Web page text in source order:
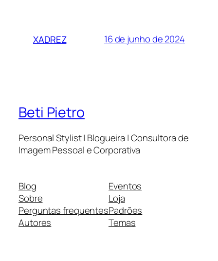
XADREZ 16 de junho de 2024
Beti Pietro
Personal Stylist | Blogueira | Consultora de
Imagem Pessoal e Corporativa
Blog
Sobre
Perguntas frequentes
Autores
Eventos
Loja
Padrões
Temas